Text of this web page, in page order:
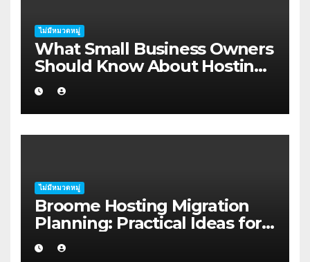
ไม่มีหมวดหมู่
What Small Business Owners
Should Know About Hosting
Migration Planning in
Geraldton
ไม่มีหมวดหมู่
Broome Hosting Migration
Planning: Practical Ideas for
First-home Buyers